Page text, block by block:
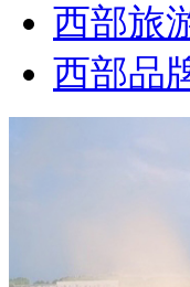
西部旅
西部品